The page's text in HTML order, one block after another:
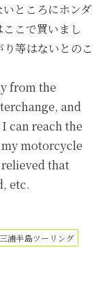
ところにホンダ
こで買いまし
等はないとのこ
from the
and
can reach the
motorcycle
that
etc.
浦半島ツーリング